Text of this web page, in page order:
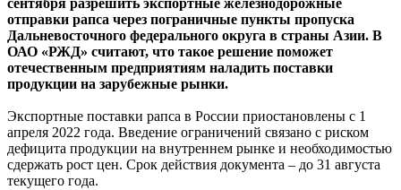
сентября разрешить экспортные железнодорожные
отправки рапса через пограничные пункты пропуска
Дальневосточного федерального округа в страны Азии. В
ОАО «РЖД» считают, что такое решение поможет
отечественным предприятиям наладить поставки
продукции на зарубежные рынки.
Экспортные поставки рапса в России приостановлены с 1
апреля 2022 года. Введение ограничений связано с риском
дефицита продукции на внутреннем рынке и необходимостью
сдержать рост цен. Срок действия документа – до 31 августа
текущего года.